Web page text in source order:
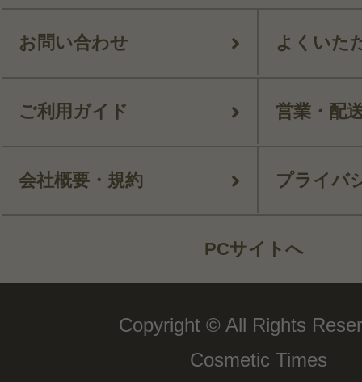
お問い合わせ よくいた
ご利用ガイド 営業・配
会社概要・規約 プライバ
PCサイトへ
Copyright © All Rights
Cosmetic Times